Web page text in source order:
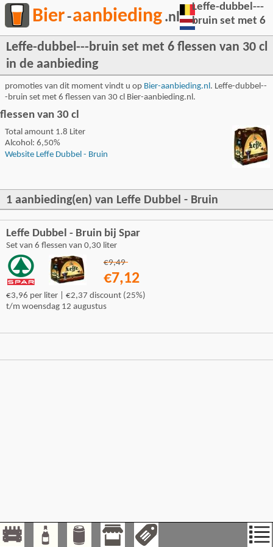
Bier-aanbieding .nl
Leffe-dubbel---bruin set met 6 flessen van 30 cl
in de aanbieding
promoties van dit moment vindt u op Bier-aanbieding.nl. Leffe-dubbel--
-bruin set met 6 flessen van 30 cl Bier-aanbieding.nl.
Leffe-dubbel---
bruin set met 6
flessen van 30 cl
Total amount 1.8 Liter
Alcohol: 6,50%
Website Leffe Dubbel - Bruin
1 aanbieding(en) van Leffe Dubbel - Bruin
Leffe Dubbel - Bruin bij Spar
Set van 6 flessen van 0,30 liter
€9,49
€7,12
€3,96 per liter | €2,37 discount (25%)
t/m woensdag 12 augustus